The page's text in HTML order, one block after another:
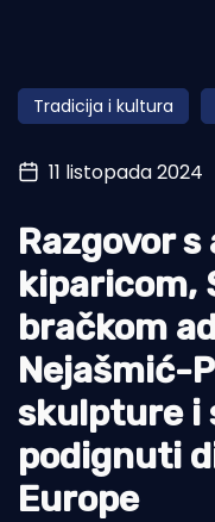
Obala
Otoci
Turizam i nautika
Pomorstvo
Ribolov
Ekologija
Tradicija i kultura
Tradicija i kultura
11 listopada 2024
Razgovor
kiparicom,
bračkom
Nejašmić-
skulpture i
podignuti
Europe